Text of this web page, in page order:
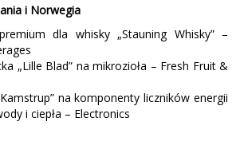
i Norwegia
dla whisky „Stauning Whisky” –
„Lille Blad” na mikrozioła – Fresh Fruit &
na komponenty liczników energii
i ciepła – Electronics